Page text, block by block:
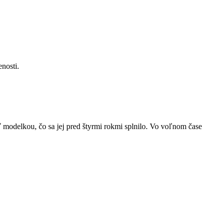
čo sa jej pred štyrmi rokmi splnilo. Vo voľnom čase